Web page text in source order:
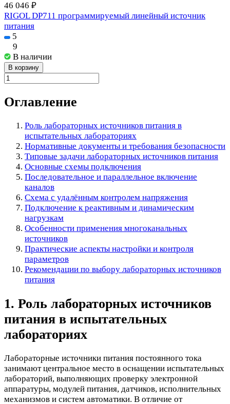
46 046 ₽
RIGOL DP711 программируемый линейный источник
питания
5
9
В наличии
В корзину
Оглавление
Роль лабораторных источников питания в
испытательных лабораториях
Нормативные документы и требования безопасности
Типовые задачи лабораторных источников питания
Основные схемы подключения
Последовательное и параллельное включение
каналов
Схема с удалённым контролем напряжения
Подключение к реактивным и динамическим
нагрузкам
Особенности применения многоканальных
источников
Практические аспекты настройки и контроля
параметров
Рекомендации по выбору лабораторных источников
питания
1. Роль лабораторных источников
питания в испытательных
лабораториях
Лабораторные источники питания постоянного тока
занимают центральное место в оснащении испытательных
лабораторий, выполняющих проверку электронной
аппаратуры, модулей питания, датчиков, исполнительных
механизмов и систем автоматики. В отличие от